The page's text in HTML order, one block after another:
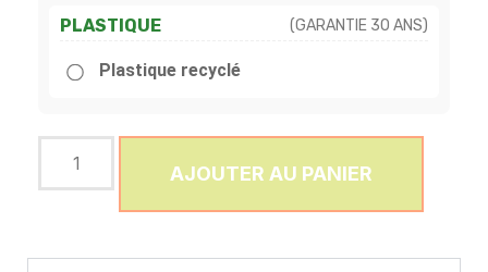
PLASTIQUE (GARANTIE 30 ANS)
Plastique recyclé
AJOUTER AU PANIER